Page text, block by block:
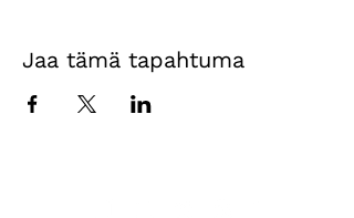
Jaa tämä tapahtuma